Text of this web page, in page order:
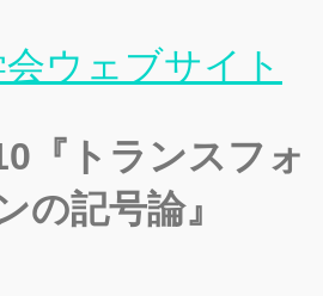
『トランスフォ
の記号論』